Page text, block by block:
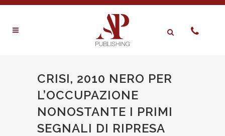
CRISI, 2010 NERO PER
L’OCCUPAZIONE
NONOSTANTE I PRIMI
SEGNALI DI RIPRESA